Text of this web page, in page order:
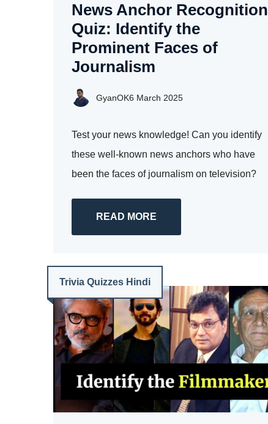
News Anchor Recognition
Quiz: Identify the
Prominent Faces of
Journalism
GyanOK6 March 2025
Test your news knowledge! Can you identify
these well-known news anchors who have
been the faces of journalism on television?
READ MORE
Trivia Quizzes Hindi